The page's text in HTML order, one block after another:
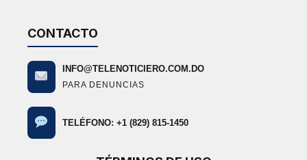
CONTACTO
INFO@TELENOTICIERO.COM.DO
PARA DENUNCIAS
TELÉFONO: +1 (829) 815-1450